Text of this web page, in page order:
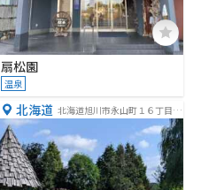
扇松園
温泉
北海道 北海道旭川市永山町１６丁目１